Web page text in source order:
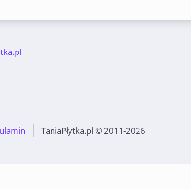
TaniaPłytka.pl © 2011-2026